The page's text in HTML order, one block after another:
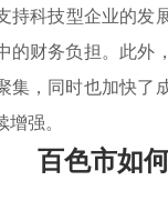
持科技型企业的发
的财务负担。此外
集，同时也加快了
强。
百色市如